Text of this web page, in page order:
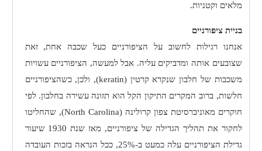
מלאים וקטניות.
בניית ציפורניים
אנחנו רגילות לחשוב על הציפורניים כעל שכבה אחת, זאת
שצובעים אותה ומדביקים עליה. אבל למעשה, הציפורניים עשויות
משכבות של חלבון שנקרא קרטין (keratin), ולכן, כשהציפורניים
חלשות, ברוב המקרים התיקון הקל הוא תזונה עשירה בחלבון. לפי
חוקרים מאוניברסיטת צפון קרולינה (North Carolina), שהחליטו
לחקור את תהליך הגדילה של ציפורניים, מאז שנת 1930 שיעור
גדילת הציפורניים עלה כמעט ב-25%, ככל הנראה בזכות העובדה